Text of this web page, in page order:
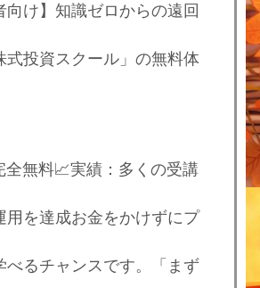
向け】知識ゼロからの遠回
式投資スクール」の無料体
全無料📈実績：多くの受講
用を達成お金をかけずにプ
べるチャンスです。「まず